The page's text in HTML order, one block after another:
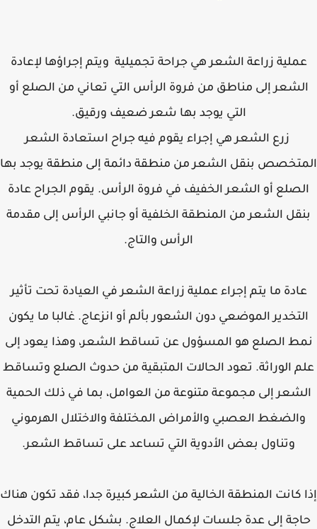
زراعة الشعر هي جراحة تجميلية ويتم إجراؤها لإعادة
إلى مناطق من فروة الرأس التي تعاني من الصلع أو
التي يوجد بها شعر ضعيف ورقيق.
زرع الشعر هي إجراء يقوم فيه جراح استعادة الشعر
بنقل الشعر من منطقة دائمة إلى منطقة يوجد بها
أو الشعر الخفيف في فروة الرأس. يقوم الجراح عادة
الشعر من المنطقة الخلفية أو جانبي الرأس إلى مقدمة
الرأس والتاج.
ما يتم إجراء عملية زراعة الشعر في العيادة تحت تأثير
الموضعي دون الشعور بألم أو انزعاج. غالبا ما يكون
الصلع هو المسؤول عن تساقط الشعر، وهذا يعود إلى
الوراثة. تعود الحالات المتبقية من حدوث الصلع وتساقط
إلى مجموعة متنوعة من العوامل، بما في ذلك الحمية
العصبي والأمراض المختلفة والاختلال الهرموني
وتناول بعض الأدوية التي تساعد على تساقط الشعر.
كانت المنطقة الخالية من الشعر كبيرة جدا، فقد تكون هناك
إلى عدة جلسات لإكمال العلاج. بشكل عام، يتم التدخل